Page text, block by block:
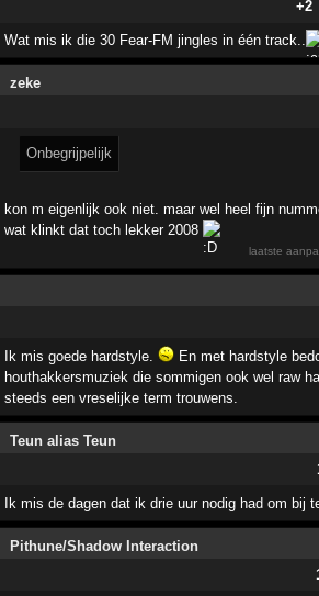
+2
Wat mis ik die 30 Fear-FM jingles in één track..
zeke
Onbegrijpelijk
kon m eigenlijk ook niet. maar wel heel fijn
wat klinkt dat toch lekker 2008
laatste
Ik mis goede hardstyle.
En met hardstyle
houthakkersmuziek die sommigen ook wel raw
steeds een vreselijke term trouwens.
Teun alias Teun
Ik mis de dagen dat ik drie uur nodig had om bij
Pithune/Shadow Interaction